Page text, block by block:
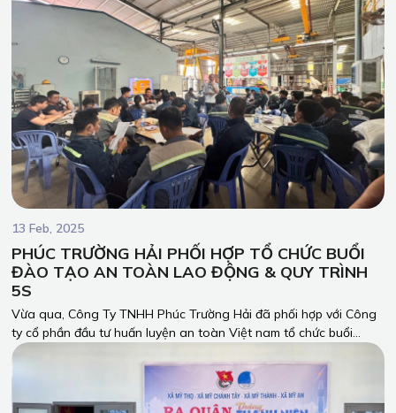
13 Feb, 2025
PHÚC TRƯỜNG HẢI PHỐI HỢP TỔ CHỨC BUỔI
ĐÀO TẠO AN TOÀN LAO ĐỘNG & QUY TRÌNH
5S
Vừa qua, Công Ty TNHH Phúc Trường Hải đã phối hợp với Công
ty cổ phần đầu tư huấn luyện an toàn Việt nam tổ chức buổi
huấn luyện an toàn lao động trong sản xuất, quy trình làm việc
an toàn và 5S cho toàn thể công nhân và nhân viên công ty.